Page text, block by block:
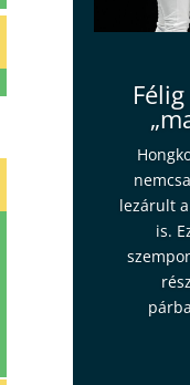
lezárult
is.